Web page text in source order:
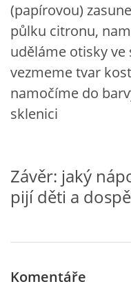
HÁDANKY K TÉMATU
PÍSNĚ K TÉMATU JARO
BÁSNĚ K TÉMATU JARO
PÍSNĚ K TÉMATU LÉTO
POHYBOVÉ AKTIVITY NA
(papírovou)
půlku citronu,
uděláme otisky
vezmeme tvar
namočíme do
sklenici
Závěr: jaký
pijí děti a
Komentáře